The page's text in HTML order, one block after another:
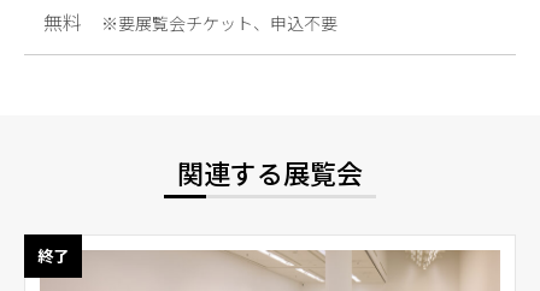
無料 ※要展覧会チケット、申込不要
関連する展覧会
終了